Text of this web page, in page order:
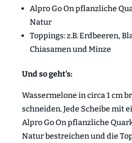
Alpro Go On pflanzliche
Natur
Toppings: z.B. Erdbeeren,
Chiasamen und Minze
Und so geht's:
Wassermelone in circa 1 cm
schneiden. Jede Scheibe mit
Alpro Go On pflanzliche
Natur bestreichen und die